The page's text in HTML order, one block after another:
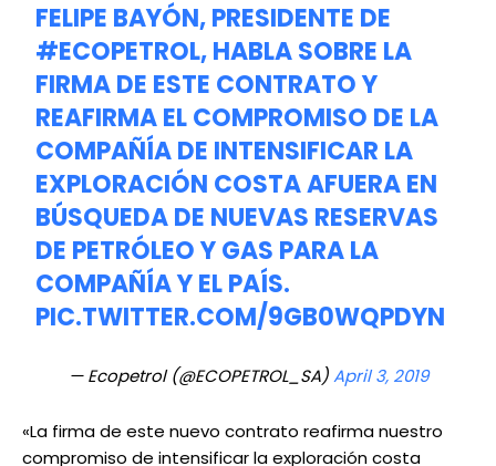
FELIPE BAYÓN, PRESIDENTE DE
#ECOPETROL, HABLA SOBRE LA
FIRMA DE ESTE CONTRATO Y
REAFIRMA EL COMPROMISO DE LA
COMPAÑÍA DE INTENSIFICAR LA
EXPLORACIÓN COSTA AFUERA EN
BÚSQUEDA DE NUEVAS RESERVAS
DE PETRÓLEO Y GAS PARA LA
COMPAÑÍA Y EL PAÍS.
PIC.TWITTER.COM/9GB0WQPDYN
— Ecopetrol (@ECOPETROL_SA)April 3, 2019
«La firma de este nuevo contrato reafirma nuestro
compromiso de intensificar la exploración costa